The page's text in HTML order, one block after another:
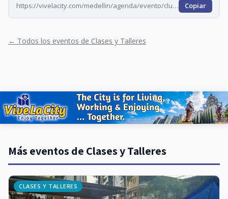
https://vivelacity.com/medellin/agenda/evento/club-de-lectura-para-adultos-entre-lineas-2026-09-02 Copiar
← Todos los eventos de Clases y Talleres
Más eventos de Clases y Talleres
CLASES Y TALLERES